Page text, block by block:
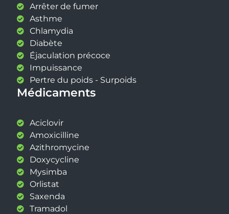
Arrêter de fumer
Asthme
Chlamydia
Diabète
Éjaculation précoce
Impuissance
Pertre du poids - Surpoids
Médicaments
Aciclovir
Amoxicilline
Azithromycine
Doxycycline
Mysimba
Orlistat
Saxenda
Tramadol